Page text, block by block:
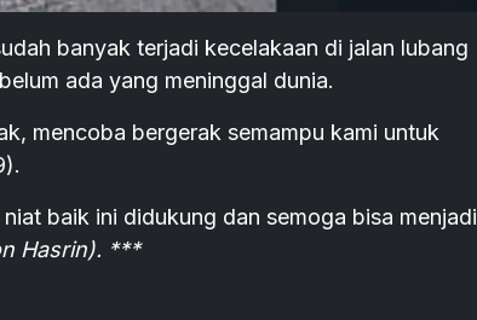
banyak terjadi kecelakaan di jalan lubang
ada yang meninggal dunia.
mencoba bergerak semampu kami untuk
baik ini didukung dan semoga bisa menjadi
Hasrin). ***